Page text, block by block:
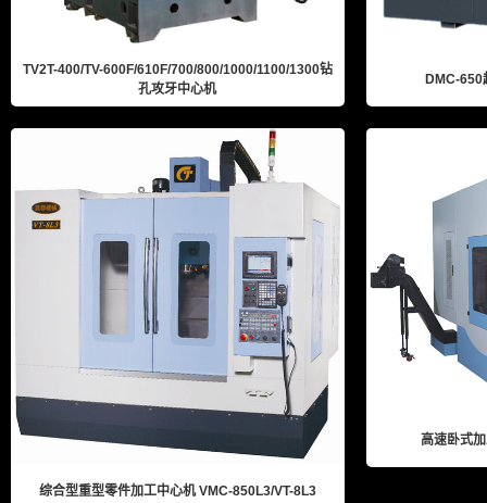
TV2T-400/TV-600F/610F/700/800/1000/1100/1300钻
孔攻牙中心机
DMC-650
综合型重型零件加工中心机 VMC-850L3/VT-8L3
高速卧式